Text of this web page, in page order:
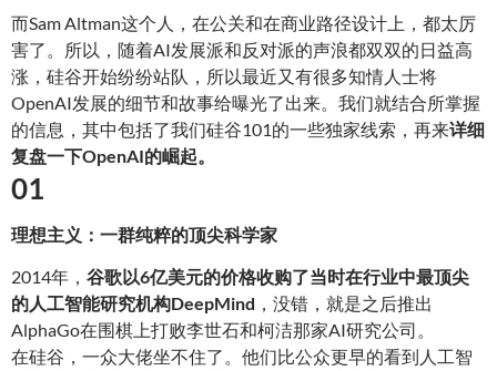
而Sam Altman这个人，在公关和在商业路径设计上，都太厉
害了。所以，随着AI发展派和反对派的声浪都双双的日益高
涨，硅谷开始纷纷站队，所以最近又有很多知情人士将
OpenAI发展的细节和故事给曝光了出来。我们就结合所掌握
的信息，其中包括了我们硅谷101的一些独家线索，再来详细
复盘一下OpenAI的崛起。
01
理想主义：一群纯粹的顶尖科学家
2014年， 谷歌以6亿美元的价格收购了当时在行业中最顶尖
的人工智能研究机构DeepMind ，没错，就是之后推出
AlphaGo在围棋上打败李世石和柯洁那家AI研究公司。
在硅谷，一众大佬坐不住了。他们比公众更早的看到人工智